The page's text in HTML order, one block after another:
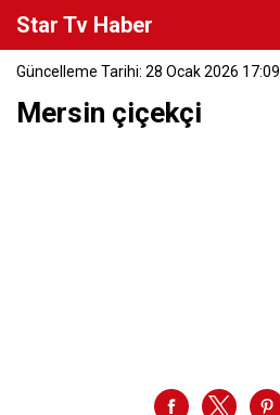
Star Tv Haber
Güncelleme Tarihi: 28 Ocak 2026 17:09
Mersin çiçekçi